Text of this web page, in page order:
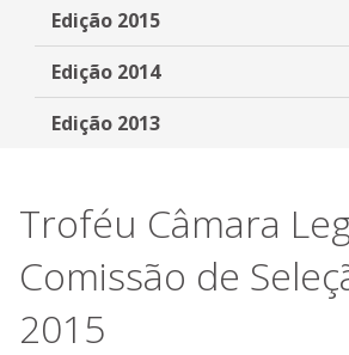
Edição 2015
Edição 2014
Edição 2013
Troféu Câmara
Comissão de
2015